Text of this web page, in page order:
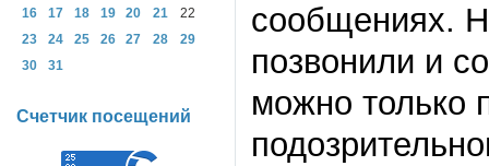
сообщениях.
позвонили и
можно только
16
17 18 19 20 21
22
23
24 25 26 27 28
29
30
31
Счетчик посещений